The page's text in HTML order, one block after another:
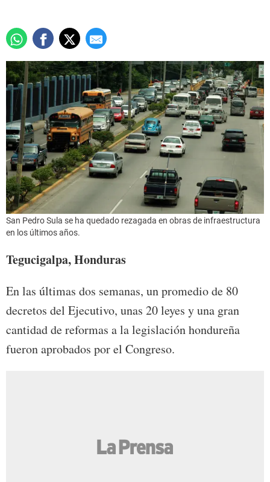
San Pedro Sula se ha quedado rezagada en obras de infraestructura
en los últimos años.
Tegucigalpa, Honduras
En las últimas dos semanas, un promedio de 80
decretos del Ejecutivo, unas 20 leyes y una gran
cantidad de reformas a la legislación hondureña
fueron aprobados por el Congreso.